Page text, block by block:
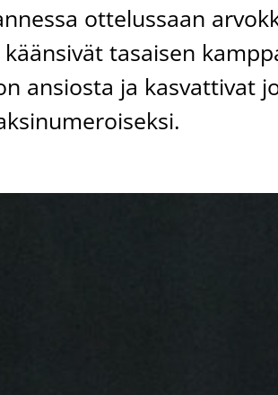
ottelussaan
tasaisen
ansiosta ja kasvattivat